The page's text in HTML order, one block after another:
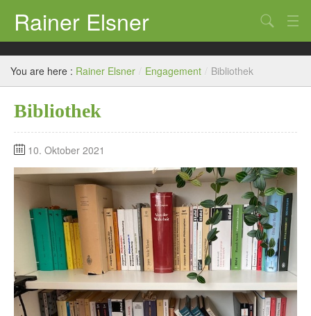
Rainer Elsner
Informationen
Search
You are here : Rainer Elsner / Engagement / Bibliothek
Bibliothek
10. Oktober 2021